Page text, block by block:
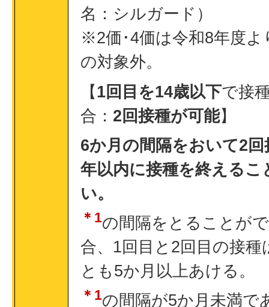
名：シルガード）
※2価･4価は令和8年度よ
の対象外。
【1回目を14歳以下で接
合： 2回接種が可能】
6か月の間隔をおいて2回
年以内に接種を終えるこ
い。
＊1の間隔をとることが
合、1回目と2回目の接種
とも5か月以上あける。
＊1の間隔が5か月未満で